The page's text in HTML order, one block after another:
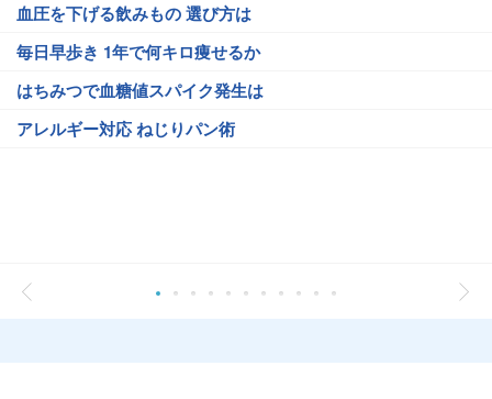
血圧を下げる飲みもの 選び方は
毎日早歩き 1年で何キロ痩せるか
はちみつで血糖値スパイク発生は
アレルギー対応 ねじりパン術